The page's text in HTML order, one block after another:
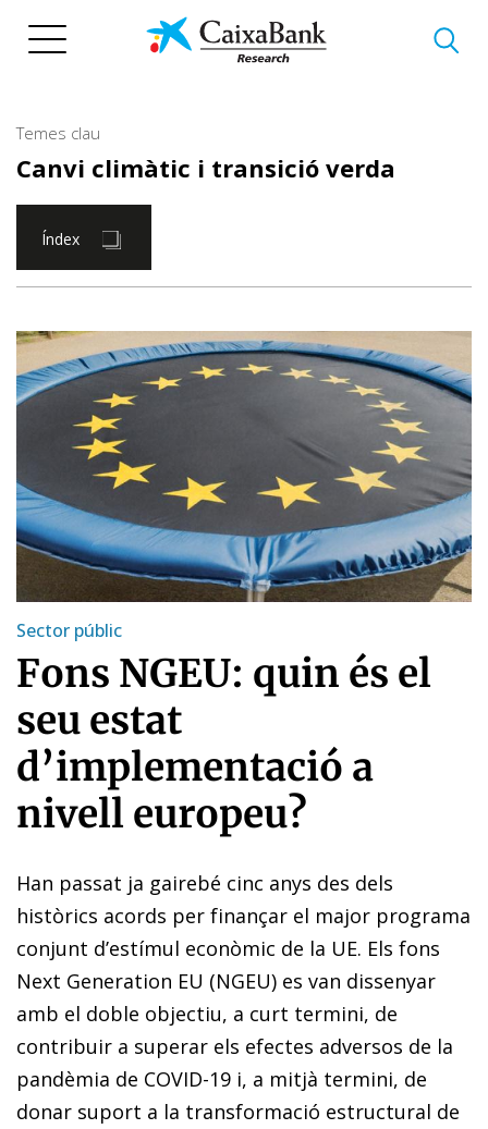
Temes clau
Canvi climàtic i transició verda
Índex
Sector públic
Fons NGEU: quin és el
seu estat
d’implementació a
nivell europeu?
Han passat ja gairebé cinc anys des dels
històrics acords per finançar el major programa
conjunt d’estímul econòmic de la UE. Els fons
Next Generation EU (NGEU) es van dissenyar
amb el doble objectiu, a curt termini, de
contribuir a superar els efectes adversos de la
pandèmia de COVID-19 i, a mitjà termini, de
donar suport a la transformació estructural de